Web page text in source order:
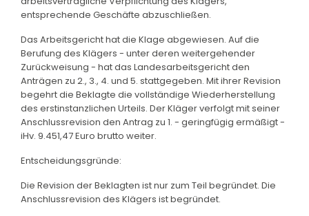
entsprechende Geschäfte abzuschließen.
Das Arbeitsgericht hat die Klage abgewiesen. Auf die
Berufung des Klägers - unter deren weitergehender
Zurückweisung - hat das Landesarbeitsgericht den
Anträgen zu 2., 3., 4. und 5. stattgegeben. Mit ihrer Revision
begehrt die Beklagte die vollständige Wiederherstellung
des erstinstanzlichen Urteils. Der Kläger verfolgt mit seiner
Anschlussrevision den Antrag zu 1. - geringfügig ermäßigt -
iHv. 9.451,47 Euro brutto weiter.
Entscheidungsgründe:
Die Revision der Beklagten ist nur zum Teil begründet. Die
Anschlussrevision des Klägers ist begründet.